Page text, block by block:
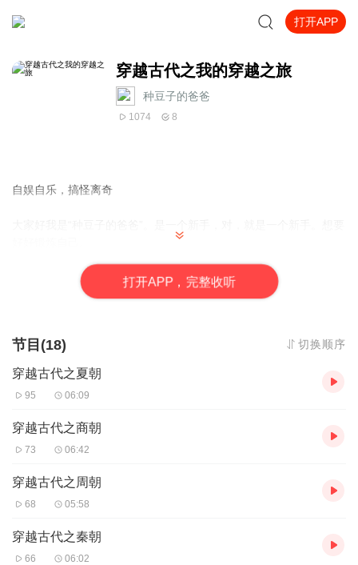
打开APP
穿越古代之我的穿越之旅
种豆子的爸爸
1074 8
自娱自乐，搞怪离奇
这是一个纯属娱乐的节目。自娱自乐，快乐的录音，不喜勿喷。有
即日起，有空就更新吧（我应该会说到做到的吧？）。
打开APP，完整收听
节目(18) 切换顺序
穿越古代之夏朝
95 06:09
穿越古代之商朝
73 06:42
穿越古代之周朝
68 05:58
穿越古代之秦朝
66 06:02